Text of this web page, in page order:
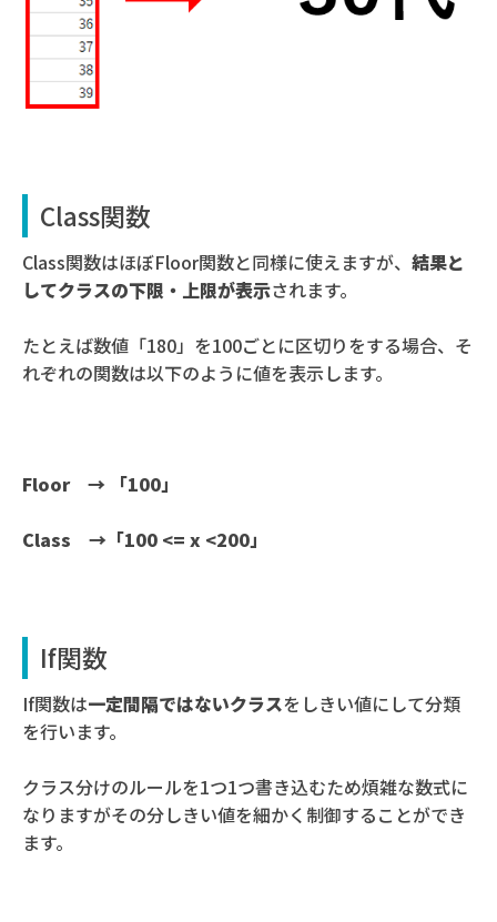
Class関数
Class関数はほぼFloor関数と同様に使えますが、 結果と
してクラスの下限・上限が表示されます。
たとえば数値「180」を100ごとに区切りをする場合、そ
れぞれの関数は以下のように値を表示します。
Floor → 「100」
Class →「100 <= x <200」
If関数
If関数は一定間隔ではないクラスをしきい値にして分類
を行います。
クラス分けのルールを1つ1つ書き込むため煩雑な数式に
なりますがその分しきい値を細かく制御することができ
ます。